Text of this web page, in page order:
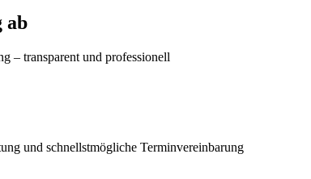
ab
– transparent und professionell
und schnellstmögliche Terminvereinbarung